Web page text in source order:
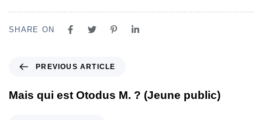
SHARE ON
PREVIOUS ARTICLE
Mais qui est Otodus M. ? (Jeune public)